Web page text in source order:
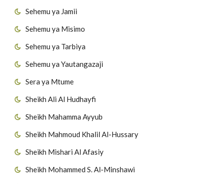
Sehemu ya Jamii
Sehemu ya Misimo
Sehemu ya Tarbiya
Sehemu ya Yautangazaji
Sera ya Mtume
Sheikh Ali Al Hudhayfi
Sheikh Mahamma Ayyub
Sheikh Mahmoud Khalil Al-Hussary
Sheikh Mishari Al Afasiy
Sheikh Mohammed S. Al-Minshawi